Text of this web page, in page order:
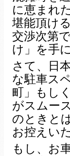
に恵まれ
堪能頂け
交渉次第
け」を手
さて、日
な駐車ス
町」もし
がスムー
のときと
お控えい
もし、お